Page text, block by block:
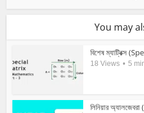
You may
বিশেষ ম্যাট্রিক্স
18 Views 5
লিনিয়ার